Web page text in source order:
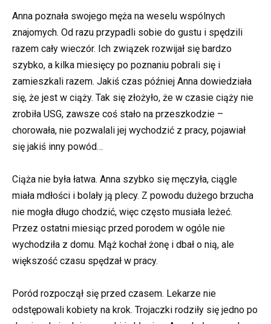
Anna poznała swojego męża na weselu wspólnych
znajomych. Od razu przypadli sobie do gustu i spędzili
razem cały wieczór. Ich związek rozwijał się bardzo
szybko, a kilka miesięcy po poznaniu pobrali się i
zamieszkali razem. Jakiś czas później Anna dowiedziała
się, że jest w ciąży. Tak się złożyło, że w czasie ciąży nie
zrobiła USG, zawsze coś stało na przeszkodzie –
chorowała, nie pozwalali jej wychodzić z pracy, pojawiał
się jakiś inny powód…
Ciąża nie była łatwa. Anna szybko się męczyła, ciągle
miała mdłości i bolały ją plecy. Z powodu dużego brzucha
nie mogła długo chodzić, więc często musiała leżeć.
Przez ostatni miesiąc przed porodem w ogóle nie
wychodziła z domu. Mąż kochał żonę i dbał o nią, ale
większość czasu spędzał w pracy.
Poród rozpoczął się przed czasem. Lekarze nie
odstępowali kobiety na krok. Trojaczki rodziły się jedno po